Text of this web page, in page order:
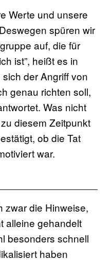
Werte und unsere
spüren wir
auf, die für
ist”, heißt es in
der Angriff von
genau richten soll,
Was nicht
diesem Zeitpunkt
ob die Tat
war.
zwar die Hinweise,
alleine gehandelt
besonders schnell
haben